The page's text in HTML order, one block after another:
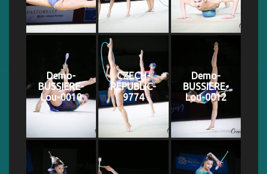
Demo-
BUSSIERE-
Lou-0010
CZECH-
REPUBLIC-
9774
Demo-
BUSSIERE-
Lou-0012